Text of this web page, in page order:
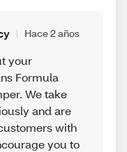
Hace 2 años
your
Formula
We take
and are
with
you to